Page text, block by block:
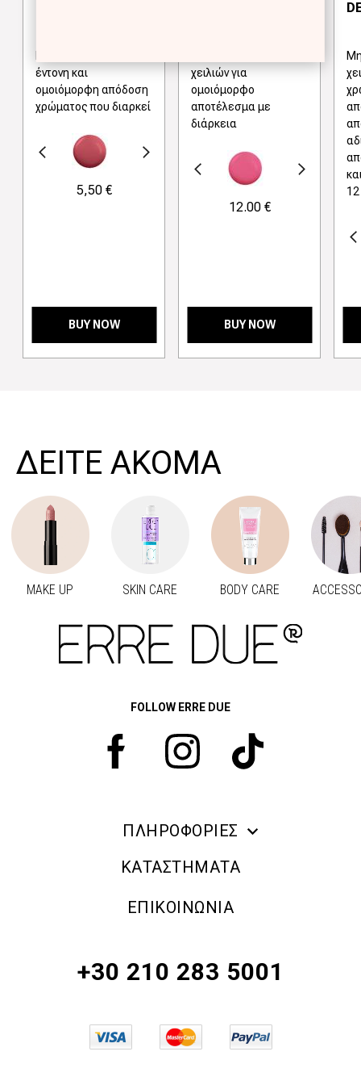
έντονη και
ομοιόμορφη απόδοση
χρώματος που διαρκεί
Next
5,50 €
BUY NOW
χειλιών για
ομοιόμορφο
αποτέλεσμα με
διάρκεια
Προηγούμενο Next
12.00 €
BUY NOW
Προηγούμενο
ΔΕΙΤΕ ΑΚΟΜΑ
MAKE UP SKIN CARE BODY CARE
FOLLOW ERRE DUE
ΠΛΗΡΟΦΟΡΙΕΣ
ERRE DUE MAKE UP
ΠΟΛΙΤΙΚΗ ΕΠΙΣΤΡΟΦΗΣ ΠΡΟΪΟΝΤΩΝ
ΚΑΤΑΣΤΗΜΑΤΑ
ΕΠΙΚΟΙΝΩΝΙΑ
+30 210 283 5001